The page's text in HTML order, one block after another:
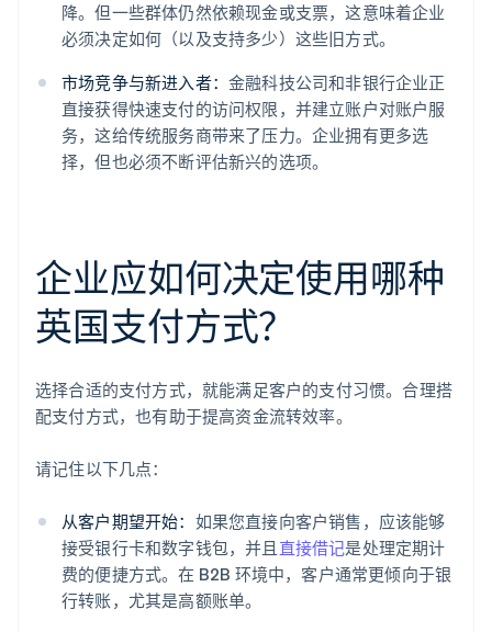
降。但一些群体仍然依赖现金或支票，这意味着企业
必须决定如何（以及支持多少）这些旧方式。
市场竞争与新进入者： 金融科技公司和非银行企业正
直接获得快速支付的访问权限，并建立账户对账户服
务，这给传统服务商带来了压力。企业拥有更多选
择，但也必须不断评估新兴的选项。
企业应如何决定使用哪种
英国支付方式？
选择合适的支付方式，就能满足客户的支付习惯。合理搭
配支付方式，也有助于提高资金流转效率。
请记住以下几点：
从客户期望开始： 如果您直接向客户销售，应该能够
接受银行卡和数字钱包，并且 直接借记是处理定期计
费的便捷方式。在 B2B 环境中，客户通常更倾向于银
行转账，尤其是高额账单。